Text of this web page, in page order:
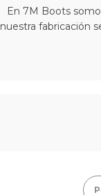
En 7M Boots
nuestra fabricación